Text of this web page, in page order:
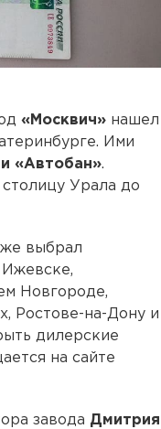
«Москвич» нашел
Ими
«Автобан».
столицу Урала до
выбрал
Ижевске,
Новгороде,
Ростове-на-Дону и
дилерские
на сайте
завода Дмитрия